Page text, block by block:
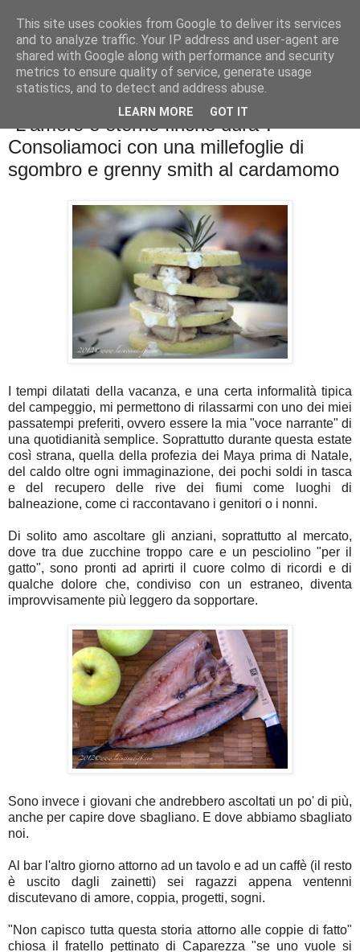
La cucina di QB
Se l'uomo è ciò che mangia il cuoco è ciò che cucina?
"L'amore è eterno finchè dura".
Consoliamoci con una millefoglie di
sgombro e grenny smith al cardamomo
I tempi dilatati della vacanza, e una certa informalità tipica
del campeggio, mi permettono di rilassarmi con uno dei miei
passatempi preferiti, ovvero essere la mia "voce narrante" di
una quotidianità semplice. Soprattutto durante questa estate
così strana, quella della profezia dei Maya prima di Natale,
del caldo oltre ogni immaginazione, dei pochi soldi in tasca
e del recupero delle rive dei fiumi come luoghi di
balneazione, come ci raccontavano i genitori o i nonni.
Di solito amo ascoltare gli anziani, soprattutto al mercato,
dove tra due zucchine troppo care e un pesciolino "per il
gatto", sono pronti ad aprirti il cuore colmo di ricordi e di
qualche dolore che, condiviso con un estraneo, diventa
improvvisamente più leggero da sopportare.
Sono invece i giovani che andrebbero ascoltati un po' di più,
anche per capire dove sbagliano. E dove abbiamo sbagliato
noi.
Al bar l'altro giorno attorno ad un tavolo e ad un caffè (il resto
è uscito dagli zainetti) sei ragazzi appena ventenni
discutevano di amore, coppia, progetti, sogni.
"Non capisco tutta questa storia attorno alle coppie di fatto"
chiosa il fratello pettinato di Caparezza "se uno vuole si
This site uses cookies from Google to deliver its services
and to analyze traffic. Your IP address and user-agent are
shared with Google along with performance and security
metrics to ensure quality of service, generate usage
statistics, and to detect and address abuse.
LEARN MORE GOT IT